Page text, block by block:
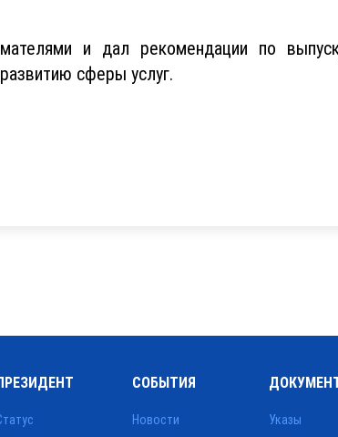
и дал рекомендации по
сферы услуг.
СОБЫТИЯ
Новости Указы